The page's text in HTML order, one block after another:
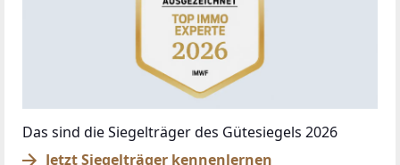
Das sind die Siegelträger des Gütesiegels 2026
Jetzt Siegelträger kennenlernen